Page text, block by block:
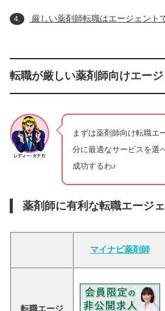
4. 厳しい薬剤師転職はエージェント
転職が厳しい薬剤師向けエージ
まずは薬剤師向け転職エ
分に最適なサービスを選
成功するわ♪
薬剤師に有利な転職エージ
マイナビ薬剤師
転職エージ